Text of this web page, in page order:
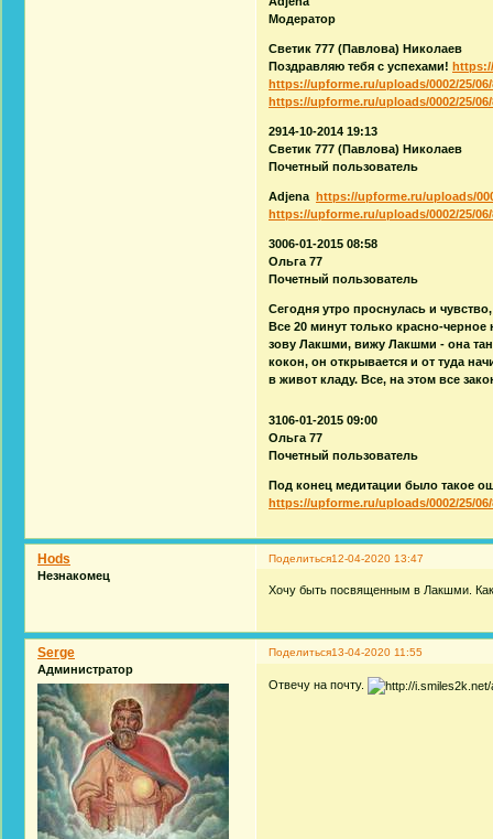
Модератор
Светик 777 (Павлова) Николаев
Поздравляю тебя с успехами!
https://upforme.ru/uploads/0002/25/
https://upforme.ru/uploads/0002/25/
2914-10-2014 19:13
Светик 777 (Павлова) Николаев
Почетный пользователь
Adjenahttps://upforme.ru/uploads/
https://upforme.ru/uploads/0002/25/
3006-01-2015 08:58
Ольга 77
Почетный пользователь
Сегодня утро проснулась и
Все 20 минут только красно-
зову Лакшми, вижу Лакшми - она
кокон, он открывается и от туда
в живот кладу. Все, на этом все
3106-01-2015 09:00
Ольга 77
Почетный пользователь
Под конец медитации было такое
https://upforme.ru/uploads/0002/25/
Поделиться12-04-2020 13:47
Hods
Незнакомец
Хочу быть посвященным в Лакшми.
Поделиться13-04-2020 11:55
Serge
Администратор
Отвечу на почту.